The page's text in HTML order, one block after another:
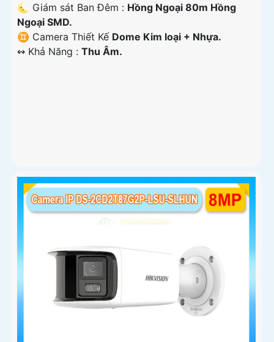
🌜 Giám sát Ban Đêm : Hồng Ngoại 80m Hồng
Ngoại SMD.
♊ Camera Thiết Kế Dome Kim loại + Nhựa.
️↭ Khả Năng : Thu Âm.